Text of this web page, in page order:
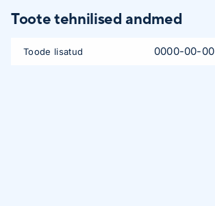
Toote tehnilised andmed
Toode lisatud 0000-00-00